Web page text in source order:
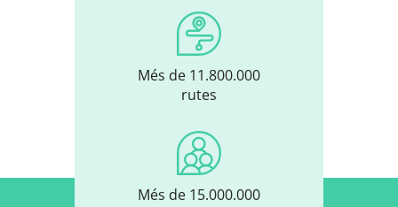
Més de 11.800.000
rutes
Més de 15.000.000